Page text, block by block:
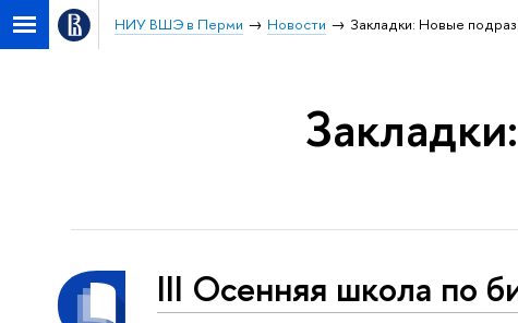
НИУ ВШЭ в Перми Новости Закладки: Новые
III Осенняя школа по